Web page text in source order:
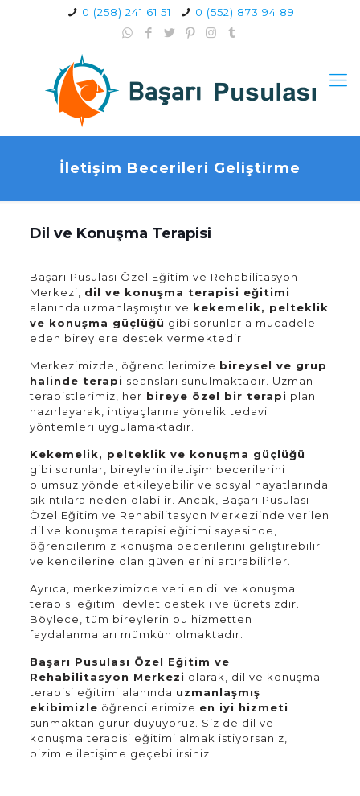
0 (258) 241 61 51 0 (552) 873 94 89
İletişim Becerileri Geliştirme
Dil ve Konuşma Terapisi
Başarı Pusulası Özel Eğitim ve Rehabilitasyon
Merkezi, dil ve konuşma terapisi eğitimi
alanında uzmanlaşmıştır ve kekemelik, pelteklik
ve konuşma güçlüğü gibi sorunlarla mücadele
eden bireylere destek vermektedir.
Merkezimizde, öğrencilerimize bireysel ve grup
halinde terapi seansları sunulmaktadır. Uzman
terapistlerimiz, her bireye özel bir terapi planı
hazırlayarak, ihtiyaçlarına yönelik tedavi
yöntemleri uygulamaktadır.
Kekemelik, pelteklik ve konuşma güçlüğü
gibi sorunlar, bireylerin iletişim becerilerini
olumsuz yönde etkileyebilir ve sosyal hayatlarında
sıkıntılara neden olabilir. Ancak, Başarı Pusulası
Özel Eğitim ve Rehabilitasyon Merkezi’nde verilen
dil ve konuşma terapisi eğitimi sayesinde,
öğrencilerimiz konuşma becerilerini geliştirebilir
ve kendilerine olan güvenlerini artırabilirler.
Ayrıca, merkezimizde verilen dil ve konuşma
terapisi eğitimi devlet destekli ve ücretsizdir.
Böylece, tüm bireylerin bu hizmetten
faydalanmaları mümkün olmaktadır.
Başarı Pusulası Özel Eğitim ve
Rehabilitasyon Merkezi olarak, dil ve konuşma
terapisi eğitimi alanında uzmanlaşmış
ekibimizle öğrencilerimize en iyi hizmeti
sunmaktan gurur duyuyoruz. Siz de dil ve
konuşma terapisi eğitimi almak istiyorsanız,
bizimle iletişime geçebilirsiniz.